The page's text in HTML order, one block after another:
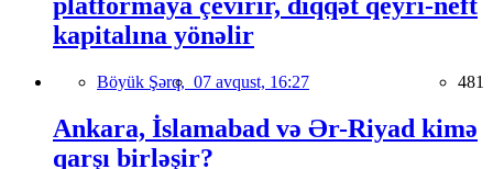
kapitalına yönəlir
Böyük Şərq, 07 avqust, 16:27 481
Ankara, İslamabad və Ər-Riyad kimə
qarşı birləşir?